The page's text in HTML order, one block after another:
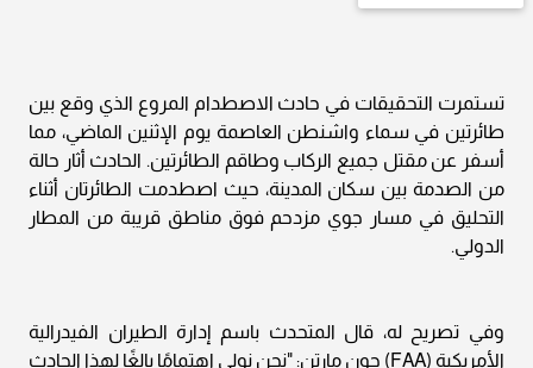
تستمرت التحقيقات في حادث الاصطدام المروع الذي وقع بين
طائرتين في سماء واشنطن العاصمة يوم الإثنين الماضي، مما
أسفر عن مقتل جميع الركاب وطاقم الطائرتين. الحادث أثار حالة
من الصدمة بين سكان المدينة، حيث اصطدمت الطائرتان أثناء
التحليق في مسار جوي مزدحم فوق مناطق قريبة من المطار
الدولي.
وفي تصريح له، قال المتحدث باسم إدارة الطيران الفيدرالية
الأمريكية (FAA) جون مارتن: "نحن نولي اهتمامًا بالغًا لهذا الحادث